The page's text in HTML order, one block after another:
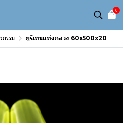
0
กรรม ยูรีเทนแท่งกลวง 60x500x20